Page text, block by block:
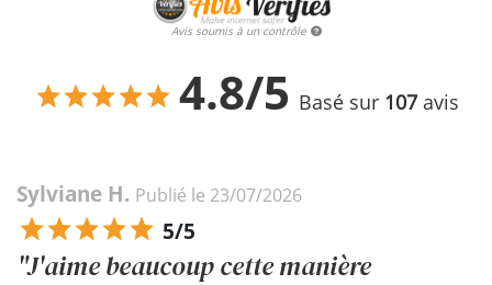
Avis soumis à un contrôle
4.8/5 Basé sur 107avis
Sylviane H. Publié le 23/07/2026
5/5
"J'aime beaucoup cette manière